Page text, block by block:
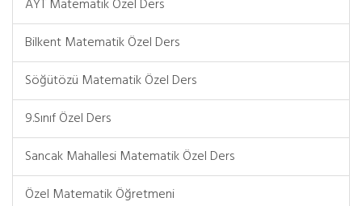
AYT Matematik Özel Ders
Bilkent Matematik Özel Ders
Söğütözü Matematik Özel Ders
9.Sınıf Özel Ders
Sancak Mahallesi Matematik Özel Ders
Özel Matematik Öğretmeni